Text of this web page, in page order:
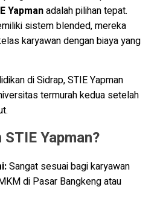
Yapmanadalah pilihan tepat.
sistem blended, mereka
karyawan dengan biaya yang
di Sidrap, STIE Yapman
termurah kedua setelah
.
Yapman?
Sangat sesuai bagi karyawan
di Pasar Bangkeng atau